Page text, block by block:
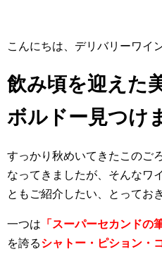
こんにちは、デリバリーワイ
飲み頃を迎えた
ボルドー見つけ
すっかり秋めいてきたこのご
なってきましたが、そんなワ
ともご紹介したい、とってお
一つは 「スーパーセカンドの
を誇るシャトー・ピション・